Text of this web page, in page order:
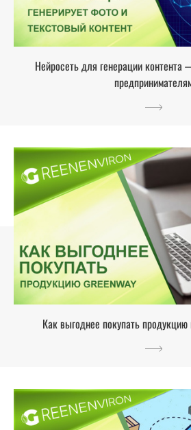
Нейросеть для генерации
Как выгоднее покупать